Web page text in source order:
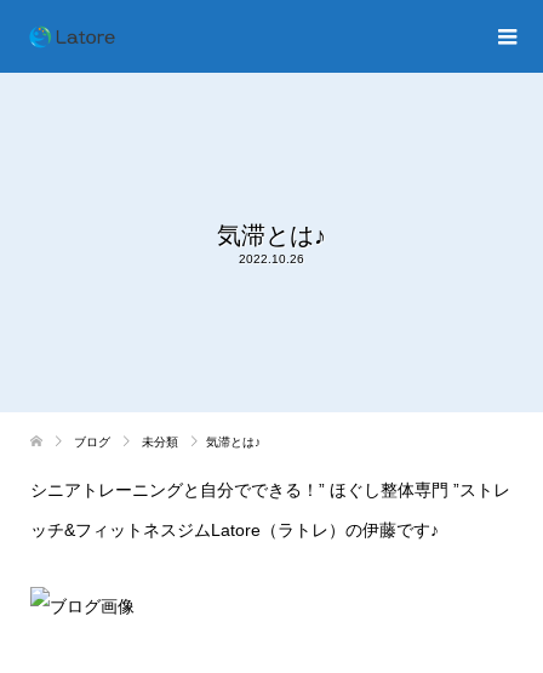
気滞とは♪
2022.10.26
ブログ 未分類 気滞とは♪
シニアトレーニングと自分でできる！ ” ほぐし整体専門 ”ストレ
ッチ&フィットネスジムLatore（ラトレ）の伊藤です♪